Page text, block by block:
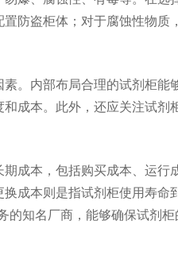
防盗柜体；对于腐蚀性物质
内部布局合理的试剂柜能
成本。此外，还应关注试剂
本，包括购买成本、运行
成本则是指试剂柜使用寿
知名厂商，能够确保试剂柜